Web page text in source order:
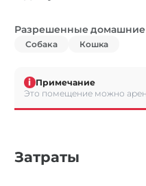
Разрешенные
Собака Кошка
i Примечание
Это помещение можно
Затраты